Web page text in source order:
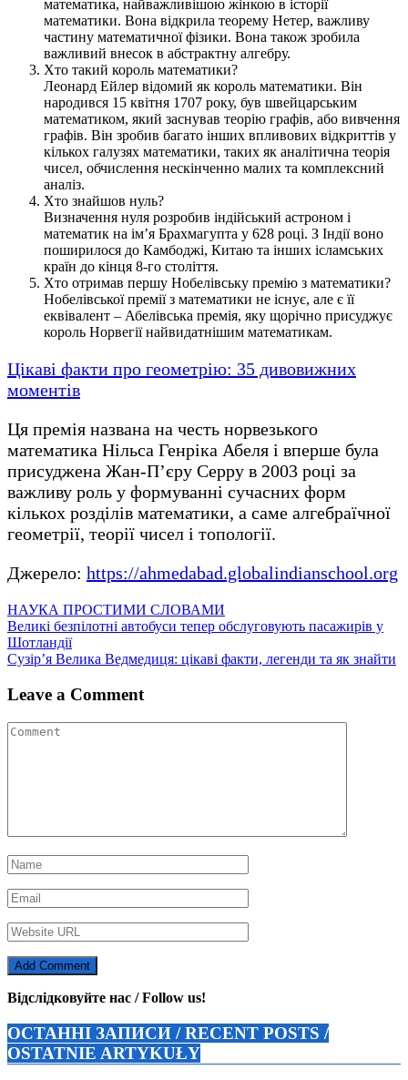
математика, найважливішою жінкою в історії
математики. Вона відкрила теорему Нетер, важливу
частину математичної фізики. Вона також зробила
важливий внесок в абстрактну алгебру.
Хто такий король математики?
Леонард Ейлер відомий як король математики. Він
народився 15 квітня 1707 року, був швейцарським
математиком, який заснував теорію графів, або вивчення
графів. Він зробив багато інших впливових відкриттів у
кількох галузях математики, таких як аналітична теорія
чисел, обчислення нескінченно малих та комплексний
аналіз.
Хто знайшов нуль?
Визначення нуля розробив індійський астроном і
математик на ім’я Брахмагупта у 628 році. З Індії воно
поширилося до Камбоджі, Китаю та інших ісламських
країн до кінця 8-го століття.
Хто отримав першу Нобелівську премію з математики?
Нобелівської премії з математики не існує, але є її
еквівалент – Абелівська премія, яку щорічно присуджує
король Норвегії найвидатнішим математикам.
Цікаві факти про геометрію: 35 дивовижних
моментів
Ця премія названа на честь норвезького
математика Нільса Генріка Абеля і вперше була
присуджена Жан-П’єру Серру в 2003 році за
важливу роль у формуванні сучасних форм
кількох розділів математики, а саме алгебраїчної
геометрії, теорії чисел і топології.
Джерело: https://ahmedabad.globalindianschool.org
НАУКА ПРОСТИМИ СЛОВАМИ
Навігація
записів
Великі безпілотні автобуси тепер обслуговують пасажирів у
Шотландії
Сузір’я Велика Ведмедиця: цікаві факти, легенди та як знайти
Leave a Comment
Відслідковуйте нас / Follow us!
ОСТАННІ ЗАПИСИ / RECENT POSTS /
OSTATNIE ARTYKUŁY